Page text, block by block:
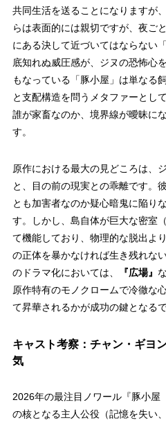
共同生活を送ることになりますが
らは表面的には親切ですが、夜ご
にある決して近づいてはならない
底知れぬ威圧感が、ジヌの恐怖心
もなっている「豚小屋」は単なる
と支配構造を問うメタファーとし
誰が家畜なのか、境界線が曖昧に
す。
原作における最大の見どころは、
と、目の前の現実との乖離です。
とも加害者なのか疑心暗鬼に陥り
す。しかし、島自体が巨大な密室
て機能しており、物理的な脱出よ
の正体を暴かなければ生き残れな
のドラマ化においては、
『広場』
原作特有のモノクロームで冷徹な
て昇華されるかが成功の鍵となるで
キャスト考察：チャン・ギヨ
気
2026年の最注目ノワール『豚小屋
の核となる主人公役（記憶を失い